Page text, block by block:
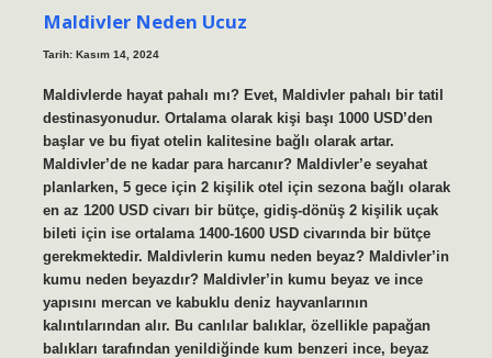
Maldivler Neden Ucuz
Tarih: Kasım 14, 2024
Maldivlerde hayat pahalı mı? Evet, Maldivler pahalı bir tatil
destinasyonudur. Ortalama olarak kişi başı 1000 USD’den
başlar ve bu fiyat otelin kalitesine bağlı olarak artar.
Maldivler’de ne kadar para harcanır? Maldivler’e seyahat
planlarken, 5 gece için 2 kişilik otel için sezona bağlı olarak
en az 1200 USD civarı bir bütçe, gidiş-dönüş 2 kişilik uçak
bileti için ise ortalama 1400-1600 USD civarında bir bütçe
gerekmektedir. Maldivlerin kumu neden beyaz? Maldivler’in
kumu neden beyazdır? Maldivler’in kumu beyaz ve ince
yapısını mercan ve kabuklu deniz hayvanlarının
kalıntılarından alır. Bu canlılar balıklar, özellikle papağan
balıkları tarafından yenildiğinde kum benzeri ince, beyaz